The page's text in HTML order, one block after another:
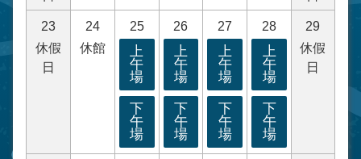
23
休假
日
24
休館
25
上
午
場
下
午
場
26
上
午
場
下
午
場
27
上
午
場
下
午
場
28
上
午
場
下
午
場
29
休假
日